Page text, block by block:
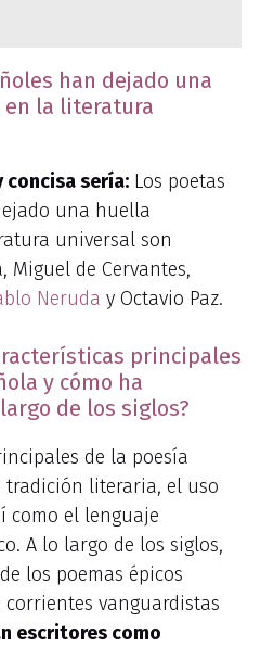
han dejado una
la literatura
concisa sería: Los poetas
una huella
universal son
Miguel de Cervantes,
Neruda y Octavio Paz.
principales
y cómo ha
de los siglos?
de la poesía
tradición literaria, el uso
como el lenguaje
A lo largo de los siglos,
los poemas épicos
vanguardistas
escritores como